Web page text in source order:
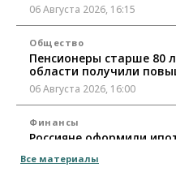
06 Августа 2026, 16:15
Общество
Пенсионеры старше 80
области получили
06 Августа 2026, 16:00
Финансы
Россияне оформили
06 Августа 2026, 15:53
Все материалы